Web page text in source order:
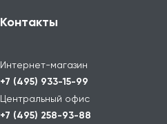
Контакты
Интернет-магазин
+7 (495) 933-15-99
Центральный офис
+7 (495) 258-93-88